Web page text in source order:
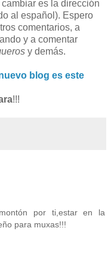
es la dirección
al español). Espero
comentarios, a
y a comentar
y demás.
blog es este
!!!
por ti,estar en la
para muxas!!!